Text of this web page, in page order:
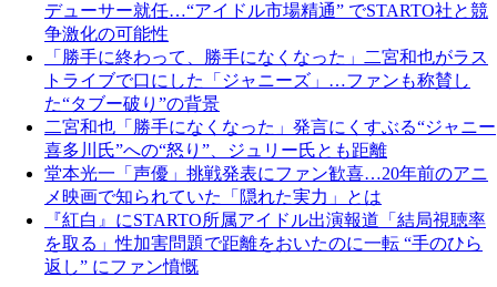
デューサー就任…“アイドル市場精通” でSTARTO社と競
争激化の可能性
「勝手に終わって、勝手になくなった」二宮和也がラス
トライブで口にした「ジャニーズ」…ファンも称賛し
た“タブー破り”の背景
二宮和也「勝手になくなった」発言にくすぶる“ジャニー
喜多川氏”への“怒り”、ジュリー氏とも距離
堂本光一「声優」挑戦発表にファン歓喜…20年前のアニ
メ映画で知られていた「隠れた実力」とは
『紅白』にSTARTO所属アイドル出演報道「結局視聴率
を取る」性加害問題で距離をおいたのに一転 “手のひら
返し” にファン憤慨